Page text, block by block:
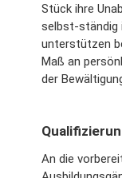
Stück ihre
selbst-ständig
unterstützen
Maß an
der
An die